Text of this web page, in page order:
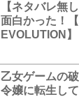
【ネタバレ無
面白かった！
EVOLUTION】
乙女ゲームの
令嬢に転生し